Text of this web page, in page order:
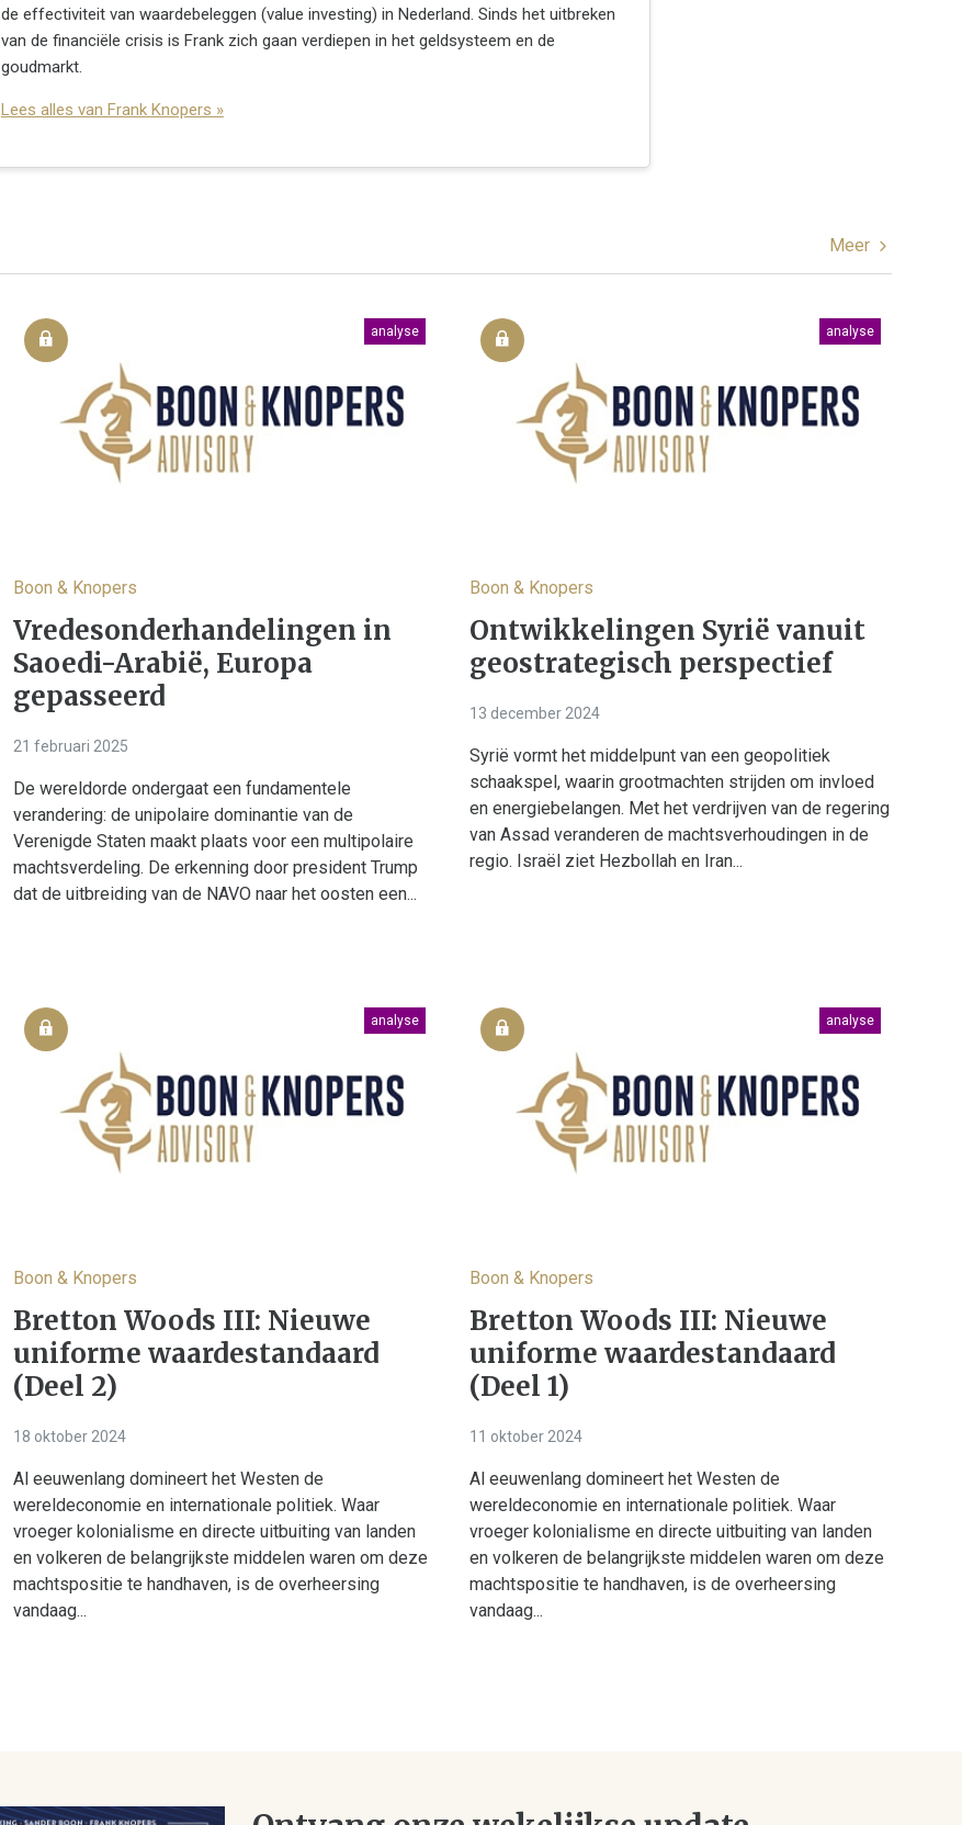
de effectiviteit van waardebeleggen (value investing) in Nederland. Sinds het uitbreken
van de financiële crisis is Frank zich gaan verdiepen in het geldsysteem en de
goudmarkt.
Lees alles van Frank Knopers »
Meer
analyse
Boon & Knopers
Vredesonderhandelingen in
Saoedi-Arabië, Europa
gepasseerd
21 februari 2025
De wereldorde ondergaat een fundamentele
verandering: de unipolaire dominantie van de
Verenigde Staten maakt plaats voor een multipolaire
machtsverdeling. De erkenning door president Trump
dat de uitbreiding van de NAVO naar het oosten een...
analyse
Boon & Knopers
Ontwikkelingen Syrië vanuit
geostrategisch perspectief
13 december 2024
Syrië vormt het middelpunt van een geopolitiek
schaakspel, waarin grootmachten strijden om invloed
en energiebelangen. Met het verdrijven van de regering
van Assad veranderen de machtsverhoudingen in de
regio. Israël ziet Hezbollah en Iran...
analyse
Boon & Knopers
Bretton Woods III: Nieuwe
uniforme waardestandaard
(Deel 2)
18 oktober 2024
Al eeuwenlang domineert het Westen de
wereldeconomie en internationale politiek. Waar
vroeger kolonialisme en directe uitbuiting van landen
en volkeren de belangrijkste middelen waren om deze
machtspositie te handhaven, is de overheersing
vandaag...
analyse
Boon & Knopers
Bretton Woods III: Nieuwe
uniforme waardestandaard
(Deel 1)
11 oktober 2024
Al eeuwenlang domineert het Westen de
wereldeconomie en internationale politiek. Waar
vroeger kolonialisme en directe uitbuiting van landen
en volkeren de belangrijkste middelen waren om deze
machtspositie te handhaven, is de overheersing
vandaag...